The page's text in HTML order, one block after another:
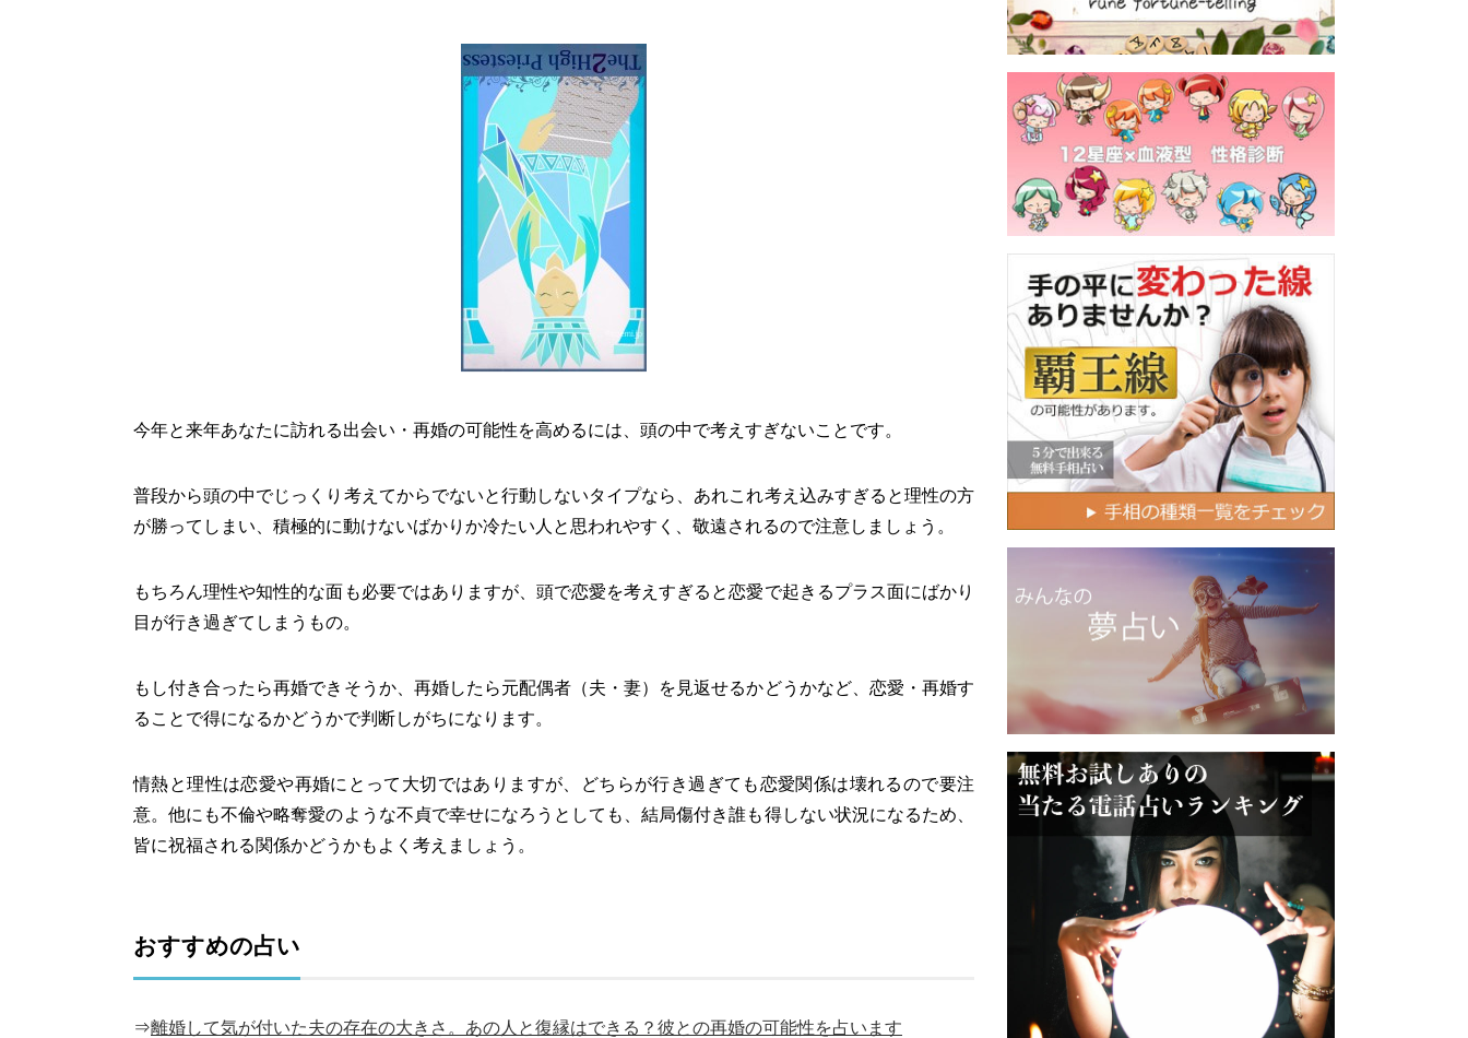
今年と来年あなたに訪れる出会い・再婚の可能性を高めるには、頭の中で考えすぎないことです。
普段から頭の中でじっくり考えてからでないと行動しないタイプなら、あれこれ考え込みすぎると理性の方
が勝ってしまい、積極的に動けないばかりか冷たい人と思われやすく、敬遠されるので注意しましょう。
もちろん理性や知性的な面も必要ではありますが、頭で恋愛を考えすぎると恋愛で起きるプラス面にばかり
目が行き過ぎてしまうもの。
もし付き合ったら再婚できそうか、再婚したら元配偶者（夫・妻）を見返せるかどうかなど、恋愛・再婚す
ることで得になるかどうかで判断しがちになります。
情熱と理性は恋愛や再婚にとって大切ではありますが、どちらが行き過ぎても恋愛関係は壊れるので要注
意。他にも不倫や略奪愛のような不貞で幸せになろうとしても、結局傷付き誰も得しない状況になるため、
皆に祝福される関係かどうかもよく考えましょう。
おすすめの占い
⇒離婚して気が付いた夫の存在の大きさ。あの人と復縁はできる？彼との再婚の可能性を占います